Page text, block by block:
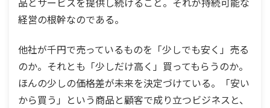
経営の根幹なのである。
他社が千円で売っているものを「少しでも安く」売る
のか。それとも「少しだけ高く」買ってもらうのか。
ほんの少しの価格差が未来を決定づけている。「安い
から買う」という商品と顧客で成り立つビジネスと、